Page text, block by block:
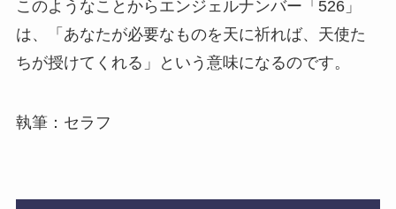
このようなことからエンジェルナンバー「526」
は、「あなたが必要なものを天に祈れば、天使た
ちが授けてくれる」という意味になるのです。
執筆：セラフ